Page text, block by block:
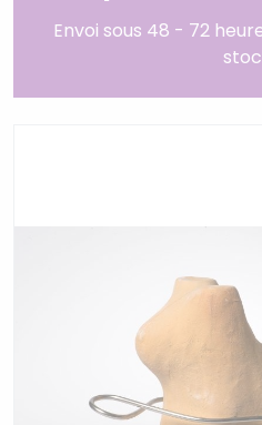
Envoi sous 48 - 72